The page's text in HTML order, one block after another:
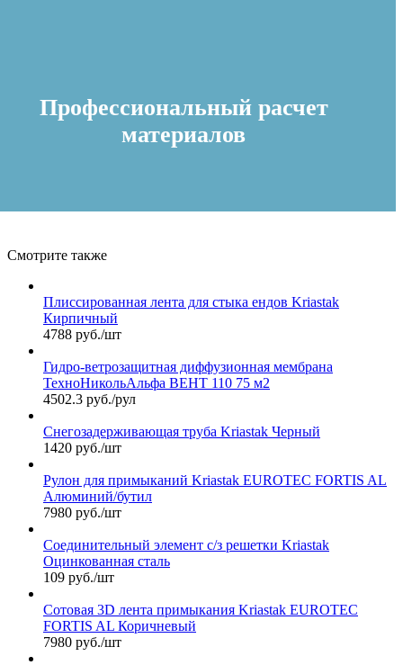
Профессиональный расчет
материалов
Смотрите также
Плиссированная лента для стыка ендов Kriastak
Кирпичный
4788 руб./шт
Гидро-ветрозащитная диффузионная мембрана
ТехноНикольАльфа ВЕНТ 110 75 м2
4502.3 руб./рул
Снегозадерживающая труба Kriastak Черный
1420 руб./шт
Рулон для примыканий Kriastak EUROTEC FORTIS AL
Алюминий/бутил
7980 руб./шт
Соединительный элемент с/з решетки Kriastak
Оцинкованная сталь
109 руб./шт
Сотовая 3D лента примыкания Kriastak EUROTEC
FORTIS AL Коричневый
7980 руб./шт